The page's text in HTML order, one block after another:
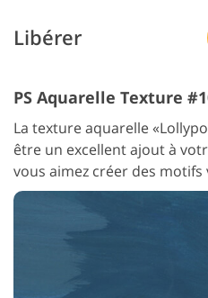
Libérer
PS Aquarelle Texture
La texture aquarelle
être un excellent ajout à
vous aimez créer des